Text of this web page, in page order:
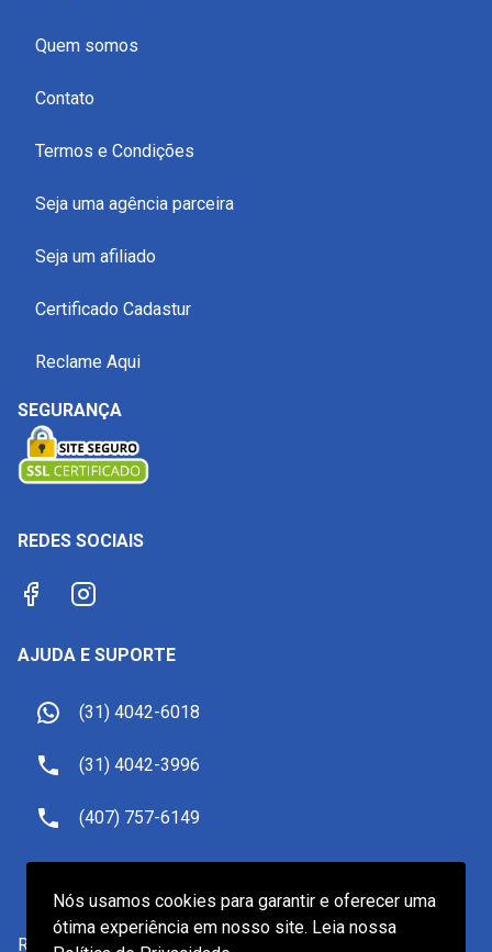
Quem somos
Contato
Termos e Condições
Seja uma agência parceira
Seja um afiliado
Certificado Cadastur
Reclame Aqui
SEGURANÇA
REDES SOCIAIS
AJUDA E SUPORTE
(31) 4042-6018
(31) 4042-3996
(407) 757-6149
Receptivo Viagens LTDA. -
Nós usamos cookies para garantir e oferecer uma
ótima experiência em nosso site. Leia nossa